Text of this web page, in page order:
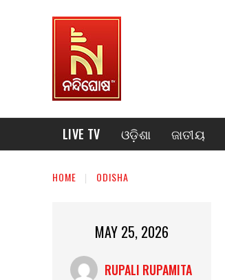
LIVE TV ଓଡ଼ିଶା ଜାତୀୟ
HOME ODISHA
MAY 25, 2026
RUPALI RUPAMITA